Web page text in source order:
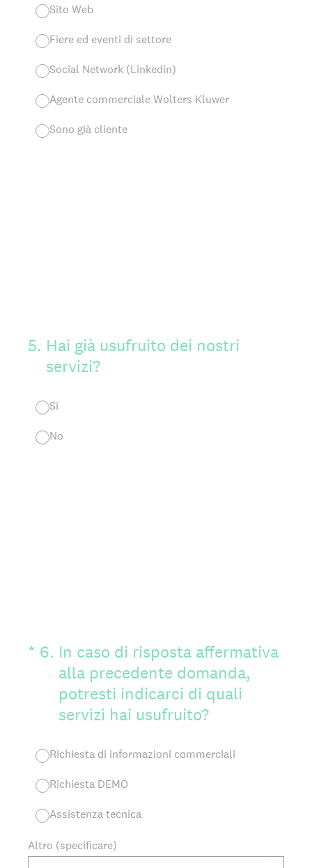
Sito Web
Fiere ed eventi di settore
Social Network (Linkedin)
Agente commerciale Wolters Kluwer
Sono già cliente
5. Hai già usufruito dei nostri
servizi?
Si
No
* 6. In caso di risposta affermativa
alla precedente domanda,
potresti indicarci di quali
servizi hai usufruito?
(Obbligatorio)
Richiesta di informazioni commerciali
Richiesta DEMO
Assistenza tecnica
Altro (specificare)